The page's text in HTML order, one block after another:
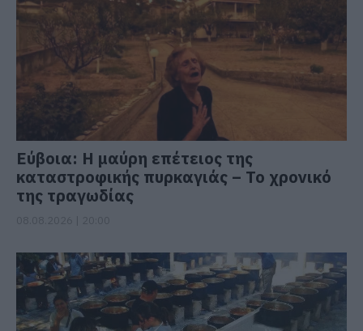
Εύβοια: Η μαύρη επέτειος της
καταστροφικής πυρκαγιάς – Το χρονικό
της τραγωδίας